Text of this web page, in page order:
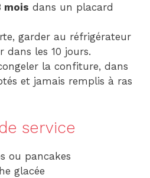
mois dans un placard
garder au réfrigérateur
dans les 10 jours.
la confiture, dans
et jamais remplis à ras
service
ou pancakes
glacée